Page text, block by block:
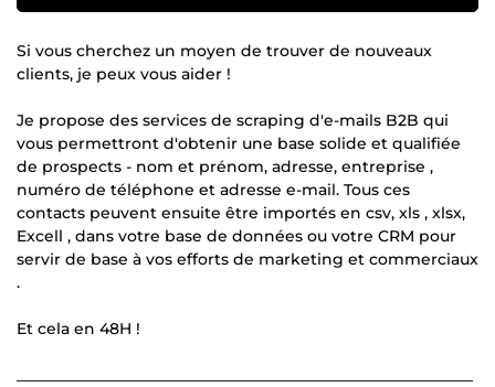
Si vous cherchez un moyen de trouver de nouveaux
clients, je peux vous aider !
Je propose des services de scraping d'e-mails B2B qui
vous permettront d'obtenir une base solide et qualifiée
de prospects - nom et prénom, adresse, entreprise ,
numéro de téléphone et adresse e-mail. Tous ces
contacts peuvent ensuite être importés en csv, xls , xlsx,
Excell , dans votre base de données ou votre CRM pour
servir de base à vos efforts de marketing et commerciaux
.
Et cela en 48H !